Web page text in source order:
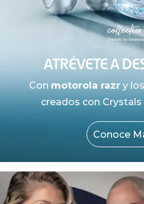
ATRÉVETE A
Con motorola razry los
creados con
Conoce